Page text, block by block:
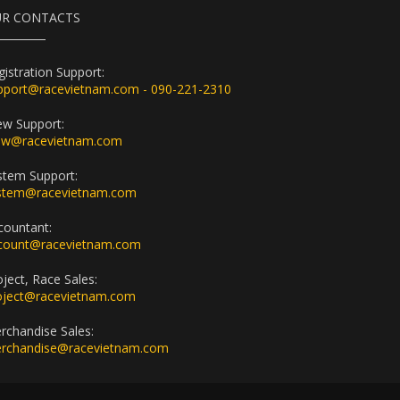
CONTACTS
Support:
- 090-221-2310
Support:
Support:
Race Sales:
Sales: